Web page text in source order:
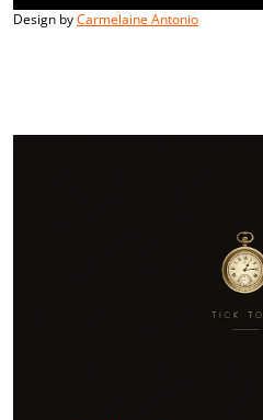
Design byCarmelaine Antonio